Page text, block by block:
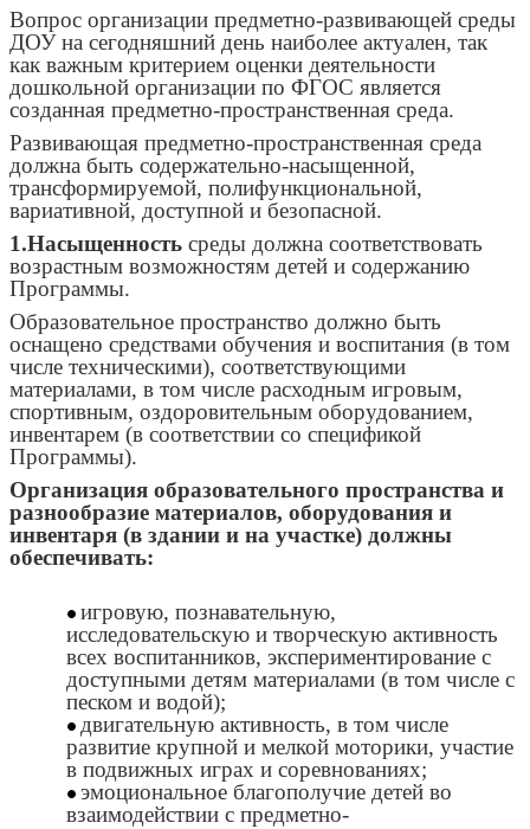
Вопрос организации предметно-развивающей среды
ДОУ на сегодняшний день наиболее актуален, так
как важным критерием оценки деятельности
дошкольной организации по ФГОС является
созданная предметно-пространственная среда.
Развивающая предметно-пространственная среда
должна быть содержательно-насыщенной,
трансформируемой, полифункциональной,
вариативной, доступной и безопасной.
1.Насыщенность среды должна соответствовать
возрастным возможностям детей и содержанию
Программы.
Образовательное пространство должно быть
оснащено средствами обучения и воспитания (в том
числе техническими), соответствующими
материалами, в том числе расходным игровым,
спортивным, оздоровительным оборудованием,
инвентарем (в соответствии со спецификой
Программы).
Организация образовательного пространства и
разнообразие материалов, оборудования и
инвентаря (в здании и на участке) должны
обеспечивать:
игровую, познавательную,
исследовательскую и творческую активность
всех воспитанников, экспериментирование с
доступными детям материалами (в том числе с
песком и водой);
двигательную активность, в том числе
развитие крупной и мелкой моторики, участие
в подвижных играх и соревнованиях;
эмоциональное благополучие детей во
взаимодействии с предметно-